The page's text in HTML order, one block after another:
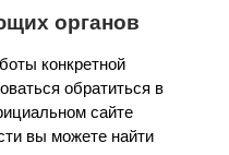
органов
конкретной
обратиться в
сайте
вы можете найти